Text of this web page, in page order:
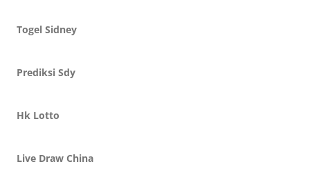
Togel Sidney
Prediksi Sdy
Hk Lotto
Live Draw China